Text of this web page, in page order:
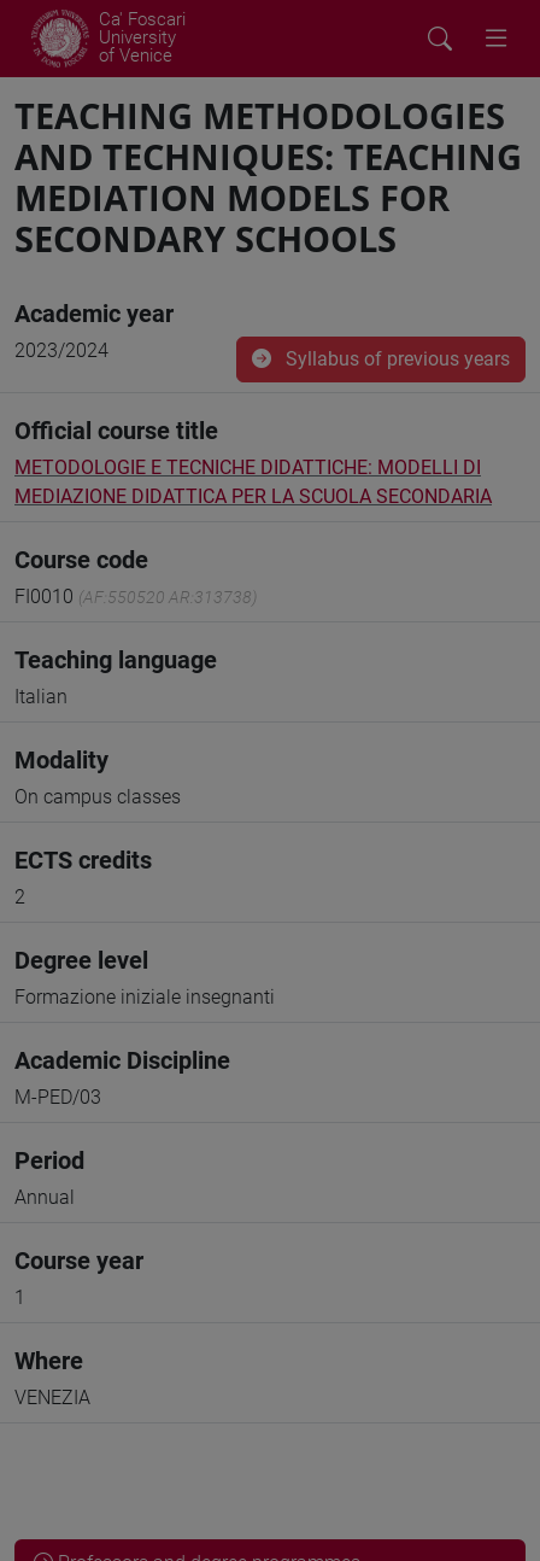
Ca' Foscari
University
of Venice
TEACHING METHODOLOGIES
AND TECHNIQUES: TEACHING
MEDIATION MODELS FOR
SECONDARY SCHOOLS
Academic year
2023/2024 Syllabus of previous years
Official course title
METODOLOGIE E TECNICHE DIDATTICHE: MODELLI DI
MEDIAZIONE DIDATTICA PER LA SCUOLA SECONDARIA
Course code
FI0010 (AF:550520 AR:313738)
Teaching language
Italian
Modality
On campus classes
ECTS credits
2
Degree level
Formazione iniziale insegnanti
Academic Discipline
M-PED/03
Period
Annual
Course year
1
Where
VENEZIA